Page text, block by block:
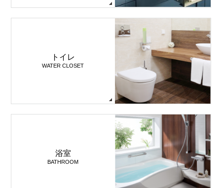
トイレ
WATER CLOSET
浴室
BATHROOM